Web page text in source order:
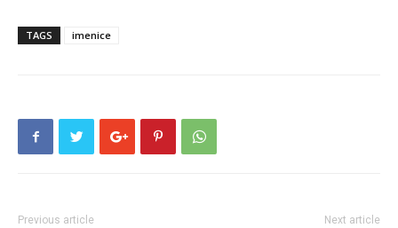
TAGS imenice
Previous article Next article